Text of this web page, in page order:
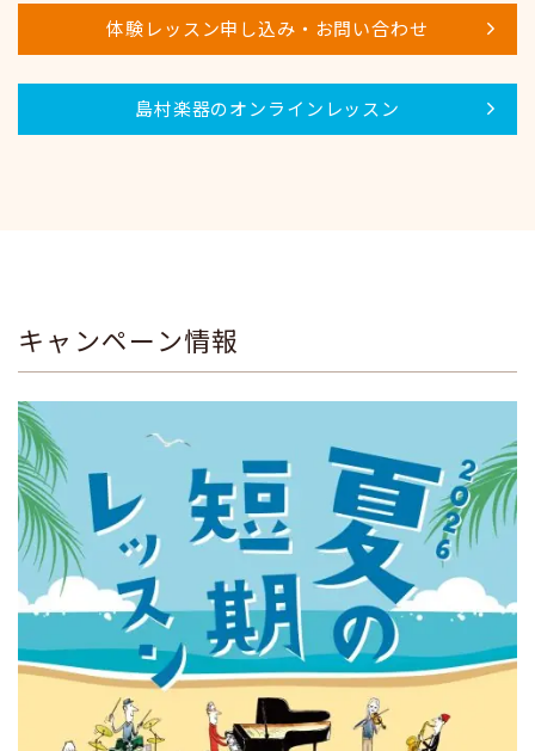
体験レッスン申し込み・お問い合わせ
島村楽器のオンラインレッスン
キャンペーン情報